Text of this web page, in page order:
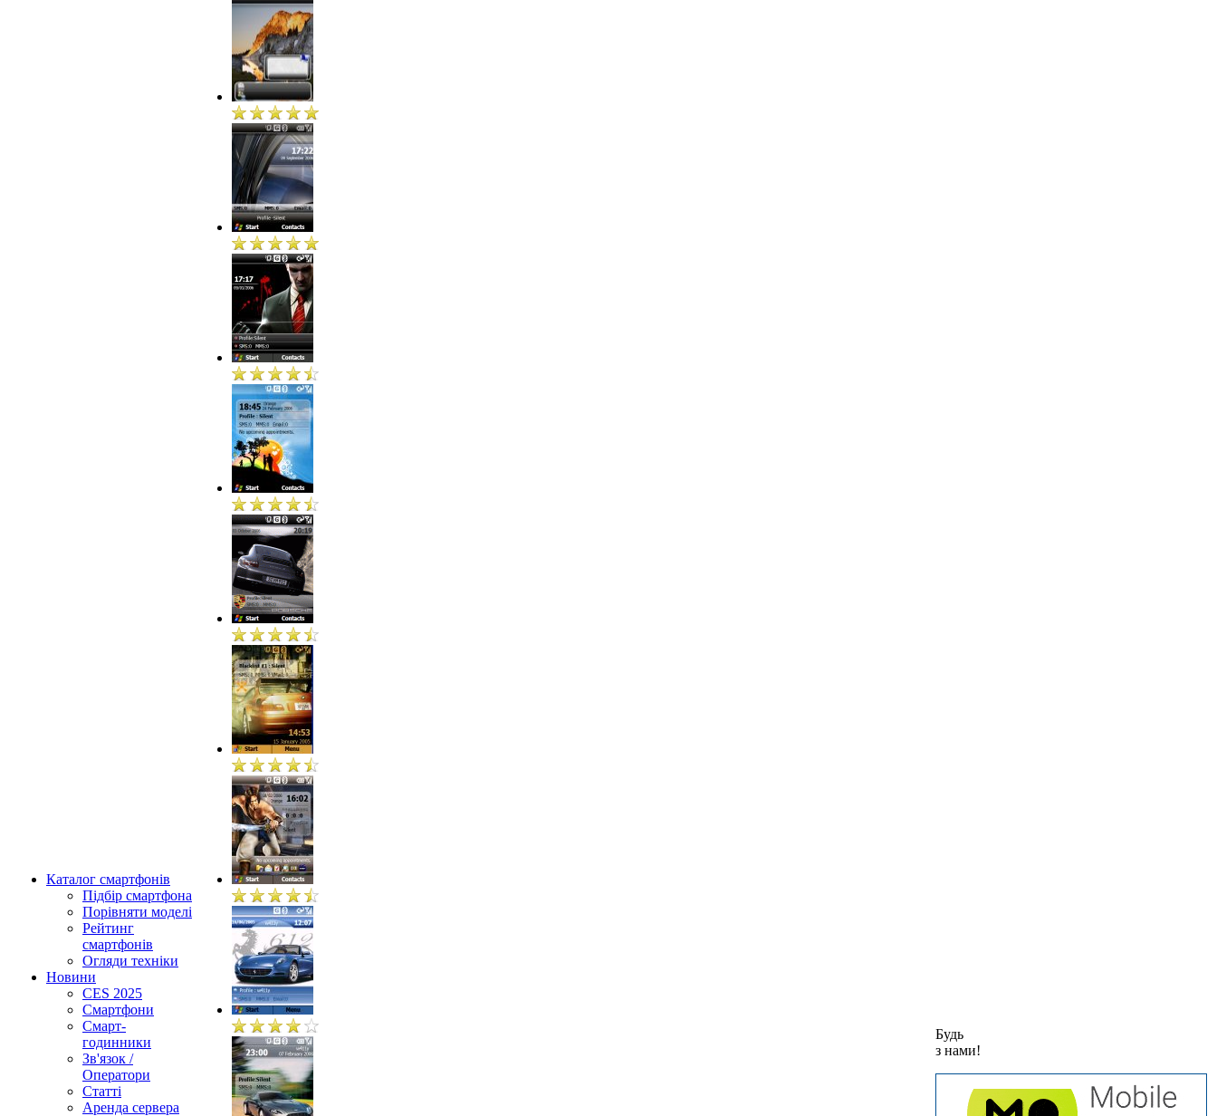
Каталог смартфонів
Підбір смартфона
Порівняти моделі
Рейтинг
смартфонів
Огляди техніки
Новини
CES 2025
Смартфони
Смарт-
годинники
Зв'язок /
Оператори
Статті
Аренда сервера
Будь
з нами!